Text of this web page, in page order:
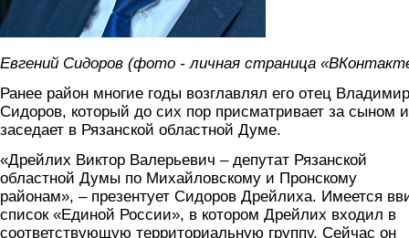
Евгений Сидоров (фото - личная страница
Ранее район многие годы возглавлял его отец Владимир
Сидоров, который до сих пор присматривает за сыном и
заседает в Рязанской областной Думе.
«Дрейлих Виктор Валерьевич – депутат Рязанской
областной Думы по Михайловскому и Пронскому
районам», – презентует Сидоров Дрейлиха. Имеется
список «Единой России», в котором Дрейлих входил в
соответствующую территориальную группу. Сейчас он